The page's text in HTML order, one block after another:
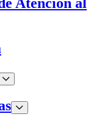
Atención al